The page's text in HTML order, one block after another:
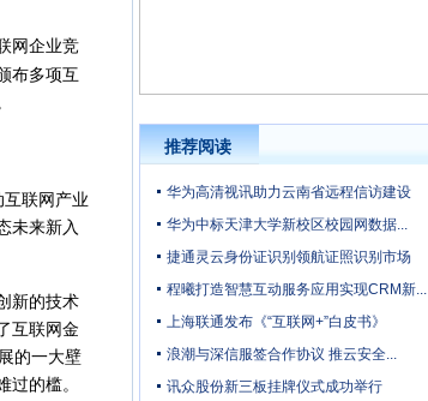
网企业竞
布多项互
联网产业
未来新入
新的技术
互联网金
的一大壁
的槛。
推荐阅读
华为高清视讯助力云南省远程信访建设
华为中标天津大学新校区校园网数据...
捷通灵云身份证识别领航证照识别市场
程曦打造智慧互动服务应用实现CRM新...
上海联通发布《“互联网+”白皮书》
浪潮与深信服签合作协议 推云安全...
讯众股份新三板挂牌仪式成功举行